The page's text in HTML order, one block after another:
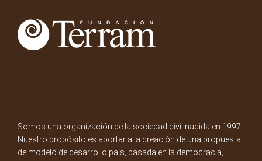
Somos una organización de la sociedad civil nacida en 1997.
Nuestro propósito es aportar a la creación de una propuesta
de modelo de desarrollo país, basada en la democracia,